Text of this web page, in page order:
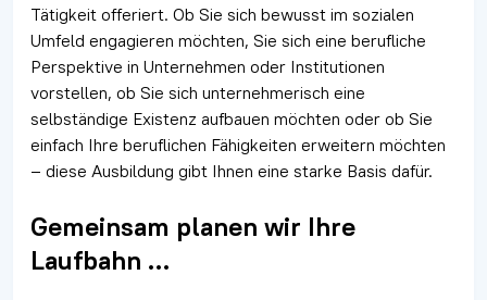
Tätigkeit offeriert. Ob Sie sich bewusst im sozialen
Umfeld engagieren möchten, Sie sich eine berufliche
Perspektive in Unternehmen oder Institutionen
vorstellen, ob Sie sich unternehmerisch eine
selbständige Existenz aufbauen möchten oder ob Sie
einfach Ihre beruflichen Fähigkeiten erweitern möchten
– diese Ausbildung gibt Ihnen eine starke Basis dafür.
Gemeinsam planen wir Ihre
Laufbahn …